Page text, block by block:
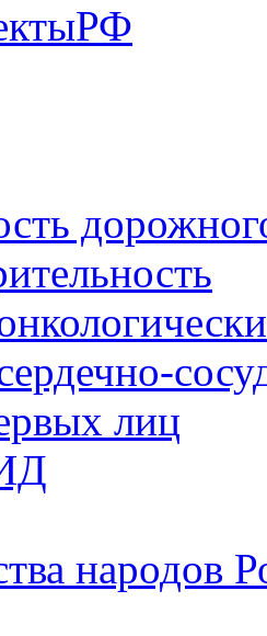
лиц
народов